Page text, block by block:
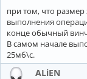
при том, что размер
выполнения
конце обычный
В самом начале
25мб\с.
ALiEN